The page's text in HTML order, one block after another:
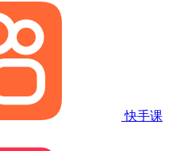
快手课